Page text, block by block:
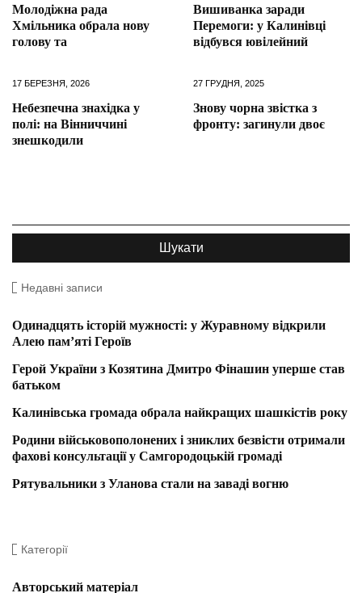
Молодіжна рада
Хмільника обрала нову
голову та
Вишиванка заради
Перемоги: у Калинівці
відбувся ювілейний
17 БЕРЕЗНЯ, 2026
Небезпечна знахідка у
полі: на Вінниччині
знешкодили
27 ГРУДНЯ, 2025
Знову чорна звістка з
фронту: загинули двоє
Недавні записи
Одинадцять історій мужності: у Журавному відкрили
Алею пам’яті Героїв
Герой України з Козятина Дмитро Фінашин уперше став
батьком
Калинівська громада обрала найкращих шашкістів року
Родини військовополонених і зниклих безвісти отримали
фахові консультації у Самгородоцькій громаді
Рятувальники з Уланова стали на заваді вогню
Категорії
Авторський матеріал